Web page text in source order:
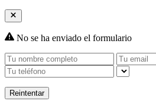
No se ha enviado el formulario
Reintentar